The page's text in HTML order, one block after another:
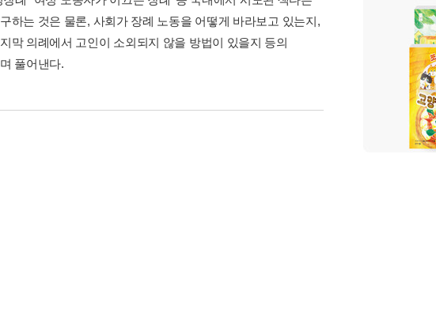
하는 것은 물론, 사회가 장례 노동을 어떻게 바라보고 있는지,
막 의례에서 고인이 소외되지 않을 방법이 있을지 등의
풀어낸다.